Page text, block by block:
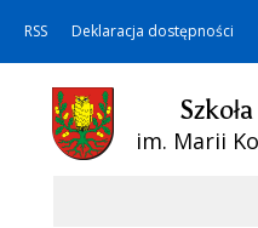
RSS Deklaracja dostępności
im. Marii